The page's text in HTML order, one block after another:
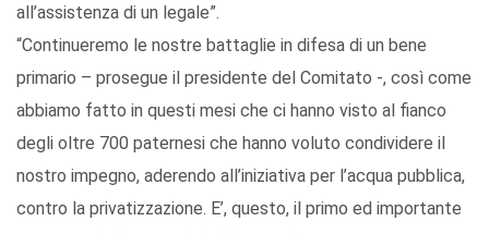
all’assistenza di un legale”.
“Continueremo le nostre battaglie in difesa di un bene
primario – prosegue il presidente del Comitato -, così come
abbiamo fatto in questi mesi che ci hanno visto al fianco
degli oltre 700 paternesi che hanno voluto condividere il
nostro impegno, aderendo all’iniziativa per l’acqua pubblica,
contro la privatizzazione. E’, questo, il primo ed importante